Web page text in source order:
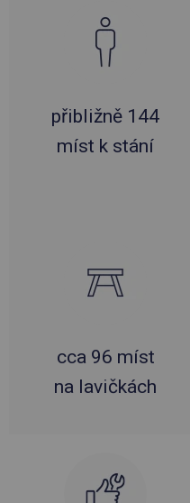
přibližně 144
míst k stání
cca 96 míst
na lavičkách